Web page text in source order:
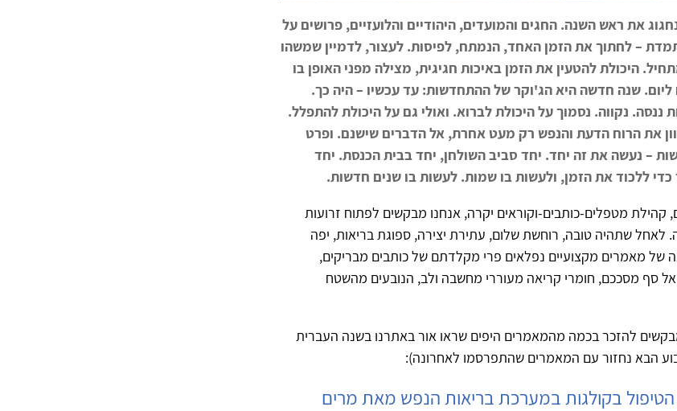
את ראש השנה. החגים והמועדים, היהודיים והלועזיים, פרושים על
– לחתוך את הזמן האחד, הנמתח, לפיסות. לעצור, לדמיין שמשהו
היכולת להטעין את הזמן באיכות חגיגית, מצילה מפני האופן בו
ליום. שנה חדשה היא הג'וקר של ההתחדשות: עד עכשיו – היה כך.
נקווה. נסמוך על היכולת לברוא. ואולי גם על היכולת להתפלל.
את הרוח הדעת והנפש רק מעט אחרת, אל הדברים שישנם. ופרט
– נעשה את זה יחד. יחד סביב השולחן, יחד בבית הכנסת. יחד
ללכוד את הזמן, ולעשות בו שמות. לעשות בו שנים חדשות.
קהילת מטפלים-כותבים-וקוראים יקרה, אנחנו מבקשים לפתוח זרועות
שתהיה טובה, רוחשת שלום, עתירת יצירה, ספוגת בריאות, יפה
של מאמרים מקצועיים נפלאים פרי מקלדתם של כותבים מבריקים,
סף מסככם, חומרי קריאה מעוררי מחשבה ולב, הנובעים מהשטח
להזכר בכמה מהמאמרים היפים שראו אור באתרנו בשנה העברית
הבא נחזור עם המאמרים שהתפרסמו לאחרונה):
בקולגות במערכת בריאות הנפש מאת מרים